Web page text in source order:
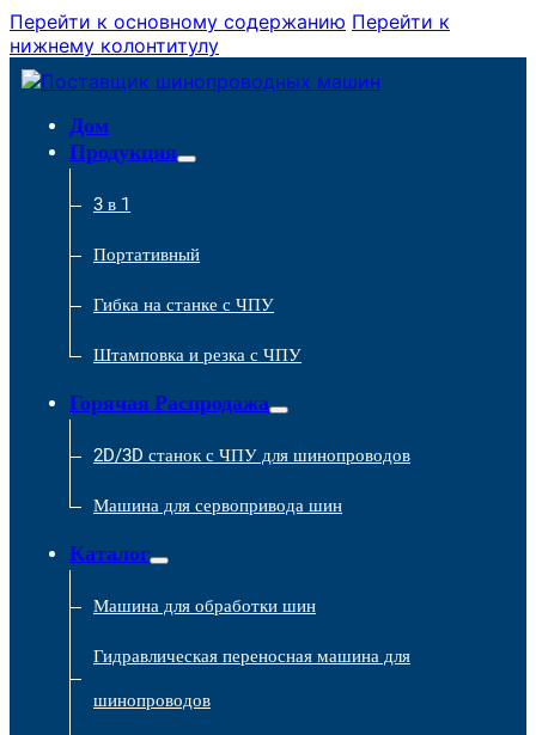
Перейти к основному содержанию Перейти к
нижнему колонтитулу
Дом
Продукция
3 в 1
Портативный
Гибка на станке с ЧПУ
Штамповка и резка с ЧПУ
Горячая Распродажа
2D/3D станок с ЧПУ для шинопроводов
Машина для сервопривода шин
Каталог
Машина для обработки шин
Гидравлическая переносная машина для
шинопроводов